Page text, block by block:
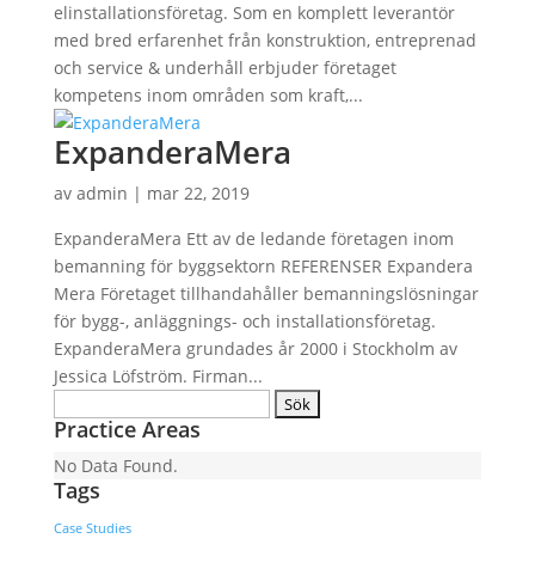
elinstallationsföretag. Som en komplett leverantör
med bred erfarenhet från konstruktion, entreprenad
och service & underhåll erbjuder företaget
kompetens inom områden som kraft,...
ExpanderaMera
av admin | mar 22, 2019
ExpanderaMera Ett av de ledande företagen inom
bemanning för byggsektorn REFERENSER Expandera
Mera Företaget tillhandahåller bemanningslösningar
för bygg-, anläggnings- och installationsföretag.
ExpanderaMera grundades år 2000 i Stockholm av
Jessica Löfström. Firman...
efter:
Practice Areas
No Data Found.
Tags
Case Studies